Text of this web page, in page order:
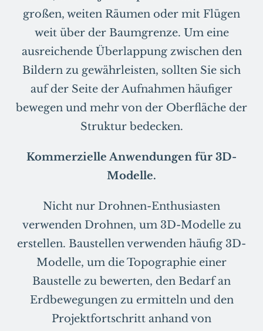
großen, weiten Räumen oder mit Flügen
weit über der Baumgrenze. Um eine
ausreichende Überlappung zwischen den
Bildern zu gewährleisten, sollten Sie sich
auf der Seite der Aufnahmen häufiger
bewegen und mehr von der Oberfläche der
Struktur bedecken.
Kommerzielle Anwendungen für 3D-
Modelle.
Nicht nur Drohnen-Enthusiasten
verwenden Drohnen, um 3D-Modelle zu
erstellen. Baustellen verwenden häufig 3D-
Modelle, um die Topographie einer
Baustelle zu bewerten, den Bedarf an
Erdbewegungen zu ermitteln und den
Projektfortschritt anhand von